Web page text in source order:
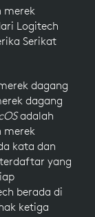
merek
Logitech
Serikat
dagang
dagang
adalah
kata dan
yang
berada di
ketiga